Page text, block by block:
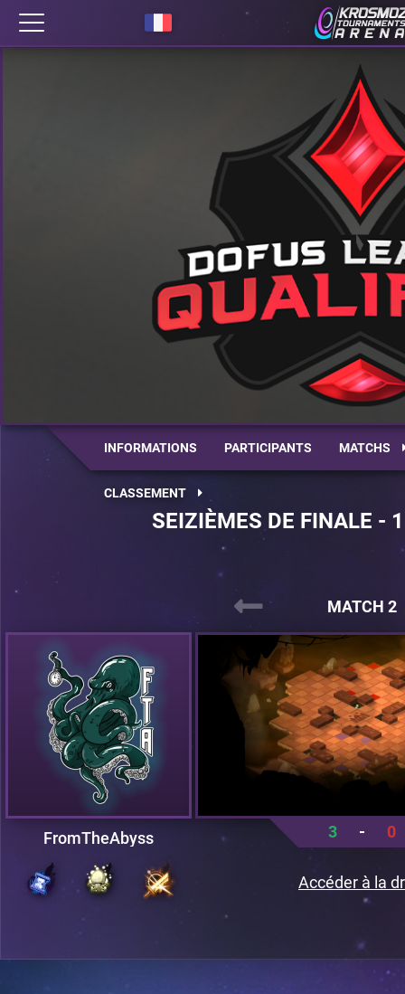
INFORMATIONS PARTICIPANTS MATCHS
CLASSEMENT
SEIZIÈMES DE FINALE
MATCH 2
FromTheAbyss 3 - 0
Accéder à la